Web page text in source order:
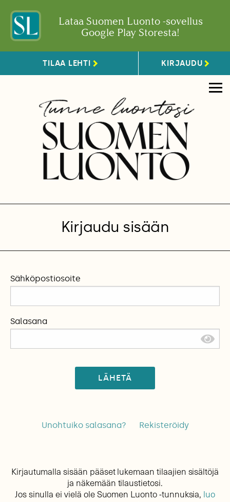
Lataa Suomen Luonto -sovellus
Google Play Storesta!
TILAA LEHTI KIRJAUDU
Kirjaudu sisään
Sähköpostiosoite
Salasana
LÄHETÄ
Unohtuiko salasana? Rekisteröidy
Kirjautumalla sisään pääset lukemaan tilaajien sisältöjä
ja näkemään tilaustietosi.
Jos sinulla ei vielä ole Suomen Luonto -tunnuksia, luo